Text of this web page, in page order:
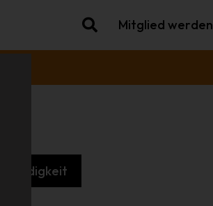
Mitglied werden